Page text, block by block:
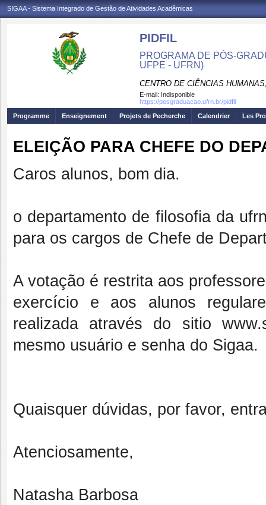
SIGAA - Sistema Integrado de Gestão de Atividades Acadêmicas
PIDFIL
PROGRAMA DE PÓS-
UFPE - UFRN)
CENTRO DE CIÊNCIAS
E-mail: Indisponible
https://posgraduacao.ufrn.br/pidfil
Programme
Enseignement Projets de Pecherche Calendrier Les
ELEIÇÃO PARA CHEFE DO
Caros alunos, bom dia.
o departamento de filosofia da
para os cargos de Chefe de
A votação é restrita aos
exercício e aos alunos
realizada através do sitio
mesmo usuário e senha do Sigaa.
Quaisquer dúvidas, por favor,
Atenciosamente,
Natasha Barbosa